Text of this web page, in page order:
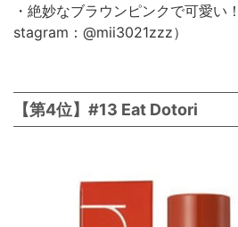
・絶妙なブラウンピンクで可愛い
stagram：@mii3021zzz）
【第4位】#13 Eat Dotori